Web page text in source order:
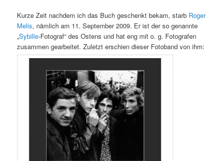
Kurze Zeit nachdem ich das Buch geschenkt bekam, starb Roger
Melis, nämlich am 11. September 2009. Er ist der so genannte
„Sybille-Fotograf“ des Ostens und hat eng mit o. g. Fotografen
zusammen gearbeitet. Zuletzt erschien dieser Fotoband von ihm: